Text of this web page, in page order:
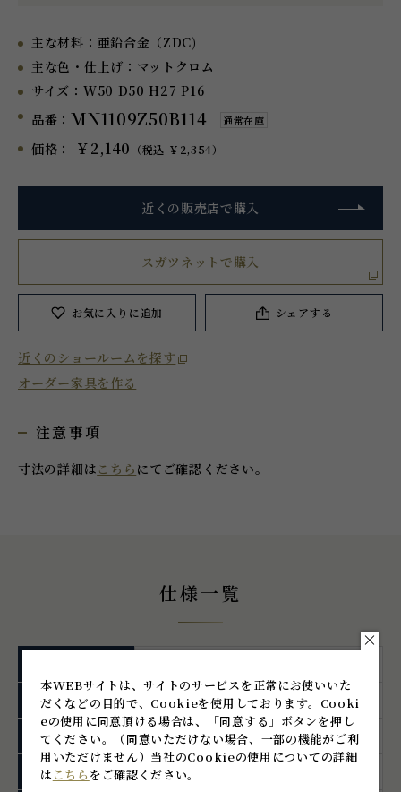
主な材料： 亜鉛合金（ZDC)
主な色・仕上げ： マットクロム
サイズ： W50 D50 H27 P16
品番：MN1109Z50B114 通常在庫
価格： ￥2,140 （税込 ￥2,354）
近くの販売店で購入
スガツネットで購入
お気に入り に追加 シェアする
近くのショールームを探す
オーダー家具を作る
注意事項
寸法の詳細は こちら にてご確認ください。
仕様一覧
主な材料
亜鉛合金（ZDC)
主な色・仕上げ
マットクロム
サイズ
本WEBサイトは、サイトのサービスを正常にお使いいた
だくなどの目的で、Cookieを使用しております。 Cooki
eの使用に同意頂ける場合は、「同意する」ボタンを押し
てください。
（同意いただけない場合、一部の機能がご利
用いただけません） 当社のCookieの使用についての詳細
は こちら をご確認ください。